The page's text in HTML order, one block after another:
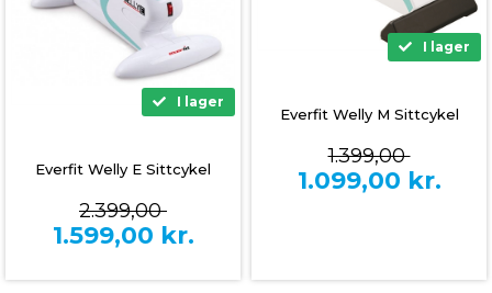
I lager
Everfit Welly E Sittcykel
2.399,00
1.599,00 kr.
I lager
Everfit Welly M Sittcykel
1.399,00
1.099,00 kr.